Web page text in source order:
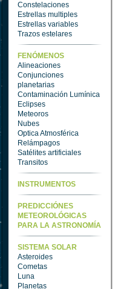
Constelaciones
Estrellas multiples
Estrellas variables
Trazos estelares
FENÓMENOS
Alineaciones
Conjunciones
planetarias
Contaminación Lumínica
Eclipses
Meteoros
Nubes
Optica Atmosférica
Relámpagos
Satélites artificiales
Transitos
INSTRUMENTOS
PREDICCIÓNES
METEOROLÓGICAS
PARA LA ASTRONOMÍA
SISTEMA SOLAR
Asteroides
Cometas
Luna
Planetas